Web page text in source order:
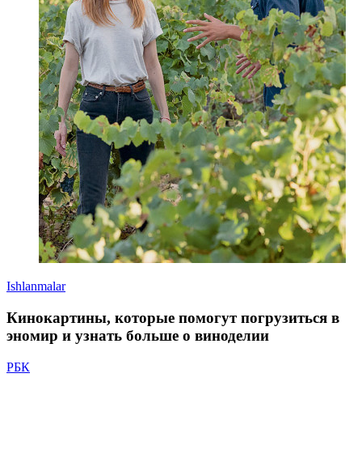
Ishlanmalar
Кинокартины, которые помогут погрузиться в
эномир и узнать больше о виноделии
РБК